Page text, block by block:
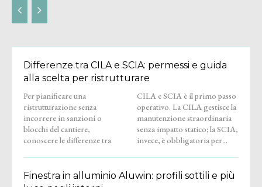
Differenze tra CILA e SCIA: permessi e guida
alla scelta per ristrutturare
Per pianificare una
ristrutturazione senza
incorrere in sanzioni o
blocchi del cantiere,
conoscere le differenze tra
CILA e SCIA è il primo passo
operativo. La CILA gestisce la
manutenzione straordinaria
senza impatto statico; la SCIA,
invece, è obbligatoria per...
Finestra in alluminio Aluwin: profili sottili e più